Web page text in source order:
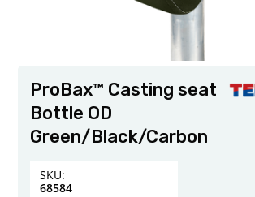
ProBax™ Casting seat
Bottle OD
Green/Black/Carbon
SKU:
68584